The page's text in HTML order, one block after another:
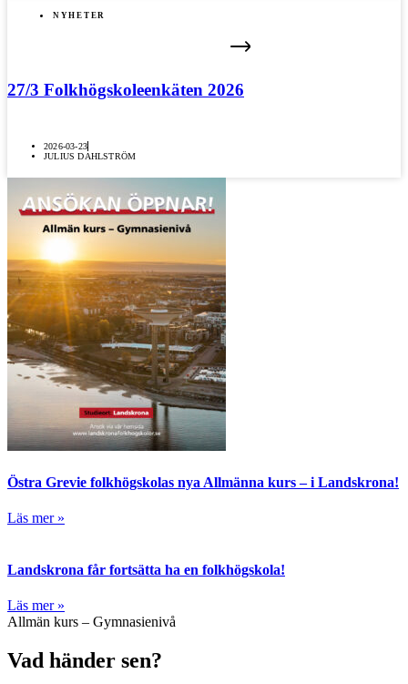
NYHETER
27/3 Folkhögskoleenkäten 2026
2026-03-23
JULIUS DAHLSTRÖM
Östra Grevie folkhögskolas nya Allmänna kurs – i Landskrona!
Läs mer »
Landskrona får fortsätta ha en folkhögskola!
Läs mer »
Allmän kurs – Gymnasienivå
Vad händer sen?